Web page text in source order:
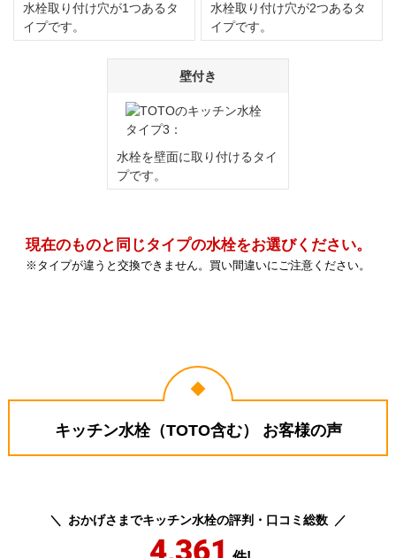
工事実績をもっと見る
水栓取り付け穴が1つあるタ
イプです。
水栓取り付け穴が2つあるタ
イプです。
壁付き
水栓を壁面に取り付けるタイ
プです。
現在のものと同じタイプの水栓をお選びください。
※タイプが違うと交換できません。買い間違いにご注意ください。
キッチン水栓（TOTO含む） お客様の声
おかげさまでキッチン水栓の評判・口コミ総数